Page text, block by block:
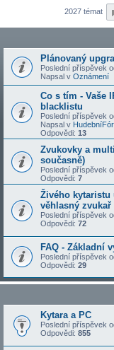
2027 témat
Plánovaný
Poslední příspěvek
Napsal v Oznámení
Co s tím - Vaše
blacklistu
Poslední příspěvek
Napsal v
Odpovědi: 13
Zvukovky a
současně)
Poslední příspěvek
Odpovědi: 7
Živého kytaristu
věhlasný
Poslední příspěvek
Odpovědi: 72
FAQ - Základní
Poslední příspěvek
Odpovědi: 29
Kytara a PC
Poslední příspěvek
Odpovědi: 855